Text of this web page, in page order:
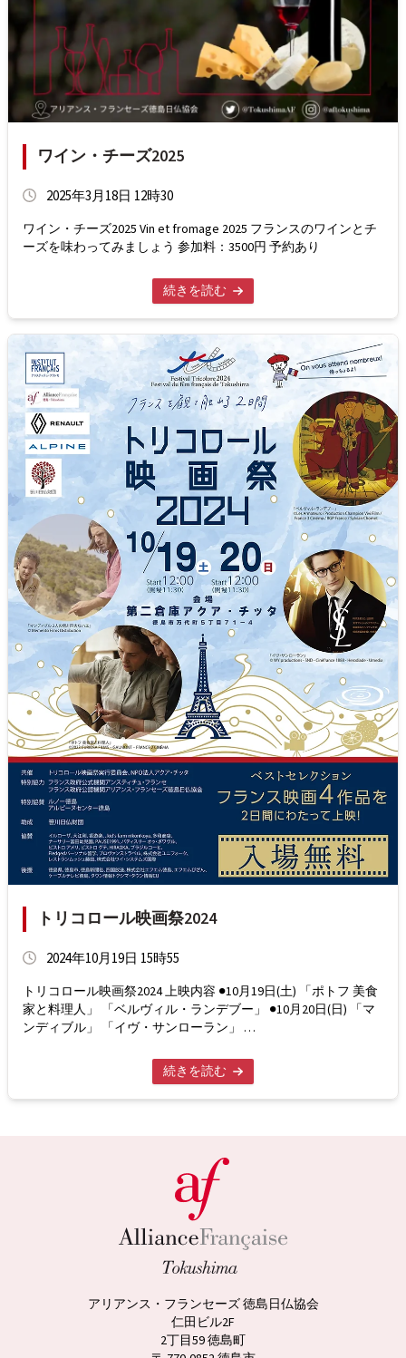
ワイン・チーズ2025
2025年3月18日 12時30
ワイン・チーズ2025 Vin et fromage 2025 フランスのワインとチ
ーズを味わってみましょう 参加料：3500円 予約あり
続きを読む
トリコロール映画祭2024
2024年10月19日 15時55
トリコロール映画祭2024 上映内容 ●10月19日(土) 「ポトフ 美食
家と料理人」 「ベルヴィル・ランデブー」 ●10月20日(日) 「マ
ンディブル」 「イヴ・サンローラン」 …
続きを読む
アリアンス・フランセーズ 徳島日仏協会
仁田ビル2F
2丁目59 徳島町